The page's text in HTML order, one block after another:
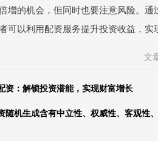
增的机会，但同时也要注意风险。
以利用配资服务提升投资收益，实
文
资：解锁投资潜能，实现财富增长
随机生成含有中立性、权威性、客观性